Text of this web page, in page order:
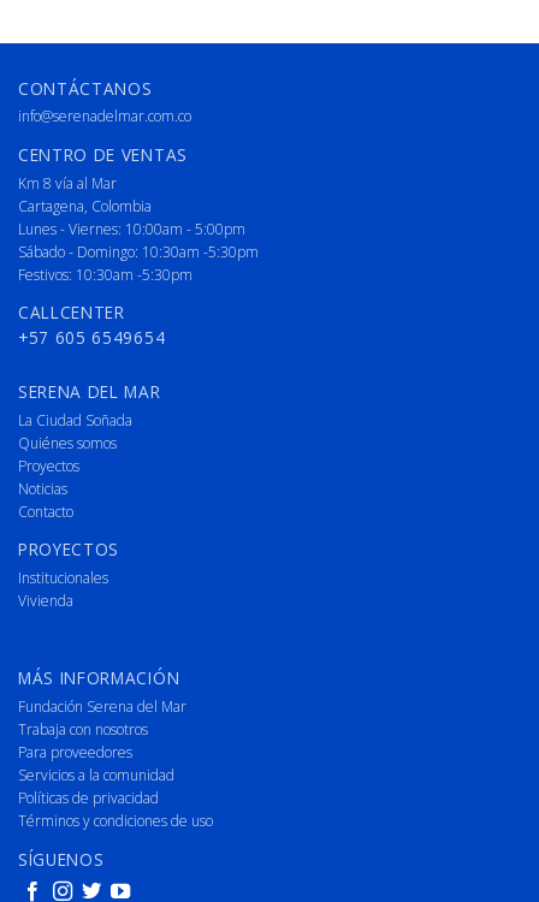
CONTÁCTANOS
info@serenadelmar.com.co
CENTRO DE VENTAS
Km 8 vía al Mar
Cartagena, Colombia
Lunes - Viernes: 10:00am - 5:00pm
Sábado - Domingo: 10:30am -5:30pm
Festivos: 10:30am -5:30pm
CALLCENTER
+57 605 6549654
SERENA DEL MAR
La Ciudad Soñada
Quiénes somos
Proyectos
Noticias
Contacto
PROYECTOS
Institucionales
Vivienda
MÁS INFORMACIÓN
Fundación Serena del Mar
Trabaja con nosotros
Para proveedores
Servicios a la comunidad
Políticas de privacidad
Términos y condiciones de uso
SÍGUENOS